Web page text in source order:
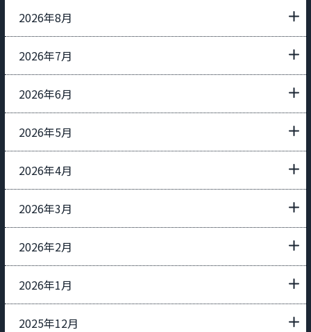
2026年8月
2026年7月
2026年6月
2026年5月
2026年4月
2026年3月
2026年2月
2026年1月
2025年12月